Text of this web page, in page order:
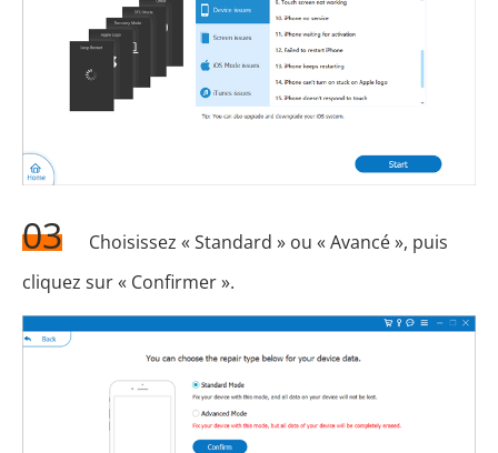
03
Choisissez « Standard » ou « Avancé », puis
cliquez sur « Confirmer ».